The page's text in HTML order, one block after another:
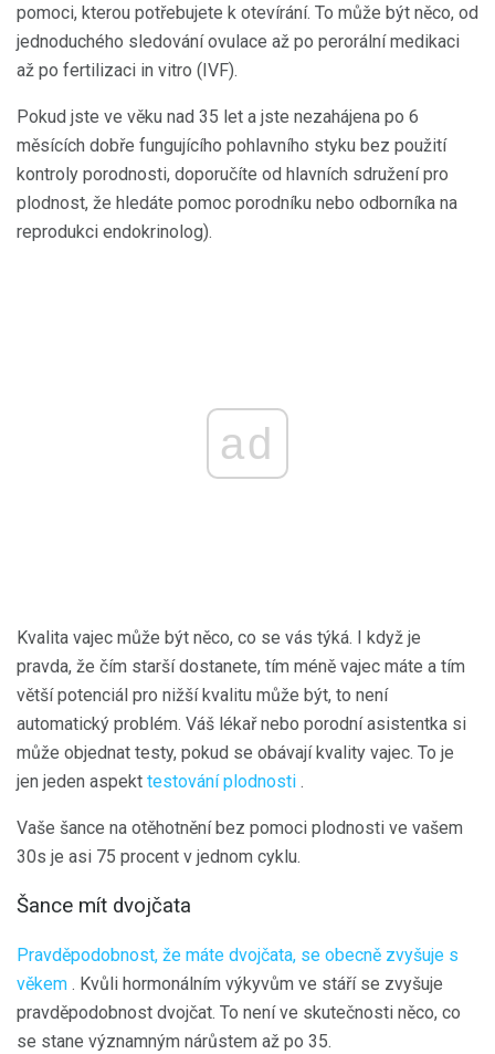
pomoci, kterou potřebujete k otevírání. To může být něco, od
jednoduchého sledování ovulace až po perorální medikaci
až po fertilizaci in vitro (IVF).
Pokud jste ve věku nad 35 let a jste nezahájena po 6
měsících dobře fungujícího pohlavního styku bez použití
kontroly porodnosti, doporučíte od hlavních sdružení pro
plodnost, že hledáte pomoc porodníku nebo odborníka na
reprodukci endokrinolog).
ad
Kvalita vajec může být něco, co se vás týká. I když je
pravda, že čím starší dostanete, tím méně vajec máte a tím
větší potenciál pro nižší kvalitu může být, to není
automatický problém. Váš lékař nebo porodní asistentka si
může objednat testy, pokud se obávají kvality vajec. To je
jen jeden aspekt testování plodnosti .
Vaše šance na otěhotnění bez pomoci plodnosti ve vašem
30s je asi 75 procent v jednom cyklu.
Šance mít dvojčata
Pravděpodobnost, že máte dvojčata, se obecně zvyšuje s
věkem . Kvůli hormonálním výkyvům ve stáří se zvyšuje
pravděpodobnost dvojčat. To není ve skutečnosti něco, co
se stane významným nárůstem až po 35.